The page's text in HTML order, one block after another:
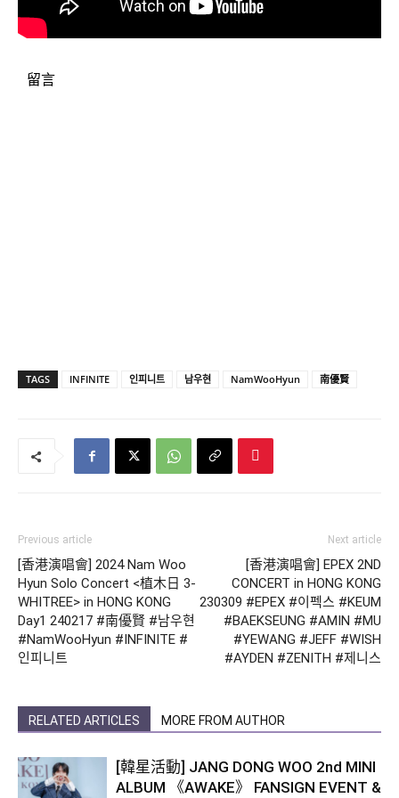
留言
TAGS INFINITE 인피니트 남우현 NamWooHyun 南優賢
Previous article
[香港演唱會] 2024 Nam Woo
Hyun Solo Concert <植木日 3-
WHITREE> in HONG KONG
Day1 240217 #南優賢 #남우현
#NamWooHyun #INFINITE #
인피니트
Next article
[香港演唱會] EPEX 2ND
CONCERT in HONG KONG
230309 #EPEX #이펙스 #KEUM
#BAEKSEUNG #AMIN #MU
#YEWANG #JEFF #WISH
#AYDEN #ZENITH #제니스
RELATED ARTICLES MORE FROM AUTHOR
[韓星活動] JANG DONG WOO 2nd MINI
ALBUM 《AWAKE》 FANSIGN EVENT &